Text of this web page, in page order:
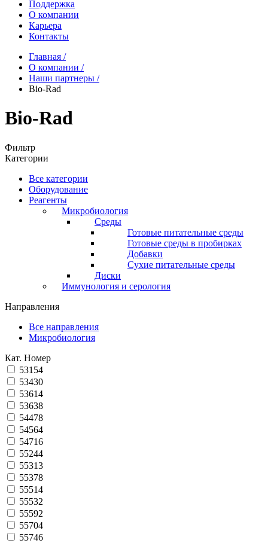
Поддержка
О компании
Карьера
Контакты
Главная /
О компании /
Наши партнеры /
Bio-Rad
Bio-Rad
Фильтр
Категории
Все категории
Оборудование
Реагенты
Микробиология
Среды
Готовые питательные среды
Готовые среды в пробирках
Добавки
Сухие питательные среды
Диски
Иммунология и серология
Направления
Все направления
Микробиология
Кат. Номер
53154
53430
53614
53638
54478
54564
54716
55244
55313
55378
55514
55532
55592
55704
55746